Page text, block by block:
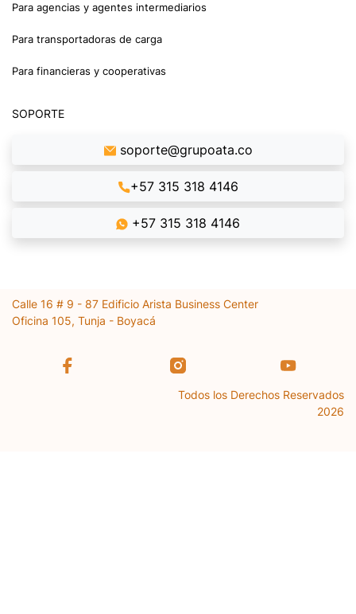
Para agencias y agentes intermediarios
Para transportadoras de carga
Para financieras y cooperativas
SOPORTE
soporte@grupoata.co
+57 315 318 4146
+57 315 318 4146
Calle 16 # 9 - 87 Edificio Arista Business Center
Oficina 105, Tunja - Boyacá
Todos los Derechos Reservados
2026